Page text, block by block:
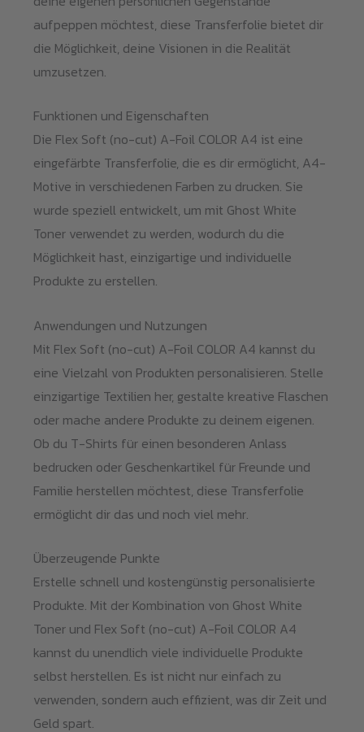
aufpeppen möchtest, diese Transferfolie bietet dir
die Möglichkeit, deine Visionen in die Realität
umzusetzen.
Funktionen und Eigenschaften
Die Flex Soft (no-cut) A-Foil COLOR A4 ist eine
eingefärbte Transferfolie, die es dir ermöglicht, A4-
Motive in verschiedenen Farben zu drucken. Sie
wurde speziell entwickelt, um mit Ghost White
Toner verwendet zu werden, wodurch du die
Möglichkeit hast, einzigartige und individuelle
Produkte zu erstellen.
Anwendungen und Nutzungen
Mit Flex Soft (no-cut) A-Foil COLOR A4 kannst du
eine Vielzahl von Produkten personalisieren. Stelle
einzigartige Textilien her, gestalte kreative Flaschen
oder mache andere Produkte zu deinem eigenen.
Ob du T-Shirts für einen besonderen Anlass
bedrucken oder Geschenkartikel für Freunde und
Familie herstellen möchtest, diese Transferfolie
ermöglicht dir das und noch viel mehr.
Überzeugende Punkte
Erstelle schnell und kostengünstig personalisierte
Produkte. Mit der Kombination von Ghost White
Toner und Flex Soft (no-cut) A-Foil COLOR A4
kannst du unendlich viele individuelle Produkte
selbst herstellen. Es ist nicht nur einfach zu
verwenden, sondern auch effizient, was dir Zeit und
Geld spart.